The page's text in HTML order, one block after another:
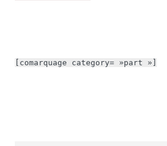
[comarquage category= »part »]